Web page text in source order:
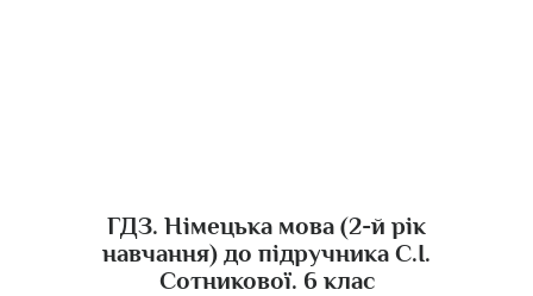
ГДЗ. Німецька мова (2-й рік
навчання) до підручника С.І.
Сотникової. 6 клас